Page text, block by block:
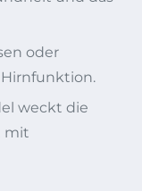
oder
weckt die
mit